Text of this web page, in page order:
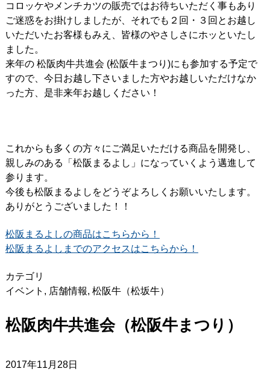
コロッケやメンチカツの販売ではお待ちいただく事もあり
ご迷惑をお掛けしましたが、それでも２回・３回とお越し
いただいたお客様もみえ、皆様のやさしさにホッといたし
ました。
来年の 松阪肉牛共進会 (松阪牛まつり)にも参加する予定で
すので、今日お越し下さいました方やお越しいただけなか
った方、是非来年お越しください！
これからも多くの方々にご満足いただける商品を開発し、
親しみのある「松阪まるよし」になっていくよう邁進して
参ります。
今後も松阪まるよしをどうぞよろしくお願いいたします。
ありがとうございました！！
松阪まるよしの商品はこちらから！
松阪まるよしまでのアクセスはこちらから！
カテゴリ
イベント , 店舗情報, 松阪牛（松坂牛）
松阪肉牛共進会（松阪牛まつり）
2017年11月28日